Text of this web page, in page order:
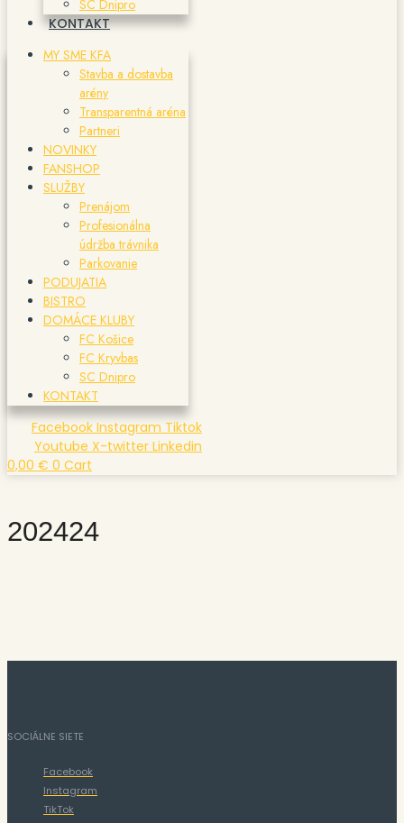
SC Dnipro
KONTAKT
MY SME KFA
Stavba a dostavba
arény
Transparentná aréna
Partneri
NOVINKY
FANSHOP
SLUŽBY
Prenájom
Profesionálna
údržba trávnika
Parkovanie
PODUJATIA
BISTRO
DOMÁCE KLUBY
FC Košice
FC Kryvbas
SC Dnipro
KONTAKT
Facebook Instagram Tiktok
Youtube X-twitter Linkedin
0,00 € 0 Cart
202424
SOCIÁLNE SIETE
Facebook
Instagram
TikTok